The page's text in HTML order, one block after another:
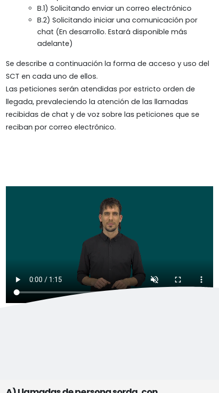
B.1) Solicitando enviar un correo electrónico
B.2) Solicitando iniciar una comunicación por
chat (En desarrollo. Estará disponible más
adelante)
Se describe a continuación la forma de acceso y uso del
SCT en cada uno de ellos.
Las peticiones serán atendidas por estricto orden de
llegada, prevaleciendo la atención de las llamadas
recibidas de chat y de voz sobre las peticiones que se
reciban por correo electrónico.